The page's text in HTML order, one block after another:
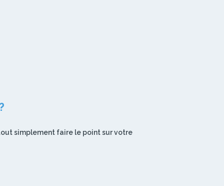
simplement faire le point sur votre